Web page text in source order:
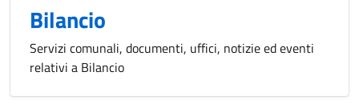
Bilancio
Servizi comunali, documenti, uffici, notizie ed eventi
relativi a Bilancio